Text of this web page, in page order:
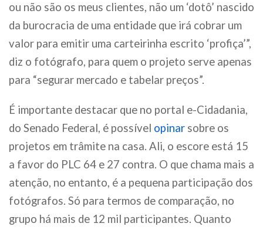
ou não são os meus clientes, não um ‘dotô’ nascido
da burocracia de uma entidade que irá cobrar um
valor para emitir uma carteirinha escrito ‘profiça’”,
diz o fotógrafo, para quem o projeto serve apenas
para “segurar mercado e tabelar preços”.
É importante destacar que no portal e-Cidadania,
do Senado Federal, é possível opinar sobre os
projetos em trâmite na casa. Ali, o escore está 15
a favor do PLC 64 e 27 contra. O que chama mais a
atenção, no entanto, é a pequena participação dos
fotógrafos. Só para termos de comparação, no
grupo há mais de 12 mil participantes. Quanto